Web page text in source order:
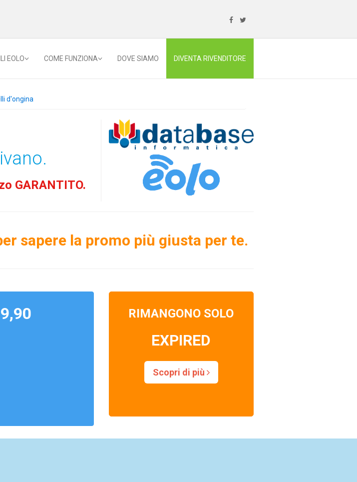
EOLO COME FUNZIONA DOVE SIAMO DIVENTA RIVENDITORE
d'ongina
GARANTITO.
sapere la promo più giusta per te.
RIMANGONO SOLO
EXPIRED
Scopri di più